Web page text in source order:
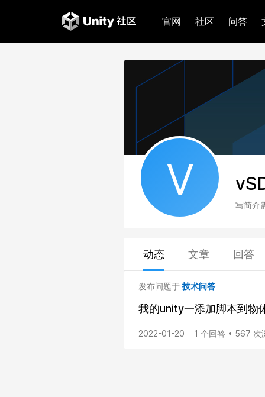
官网 社区 问答
V
写简介
动态 文章 回答
发布问题于 技术问答
我的unity一添加脚本到物
2022-01-20 1 个回答 • 567 次